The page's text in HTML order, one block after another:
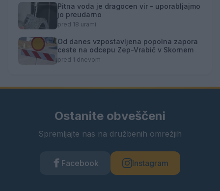
Pitna voda je dragocen vir – uporabljajmo
jo preudarno
pred 18 urami
Od danes vzpostavljena popolna zapora
ceste na odcepu Zep-Vrabič v Skornem
pred 1 dnevom
Ostanite obveščeni
Spremljajte nas na družbenih omrežjih
Facebook Instagram